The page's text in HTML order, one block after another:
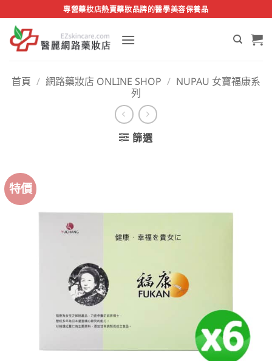
to
content
專營藥妝店熱賣藥妝品牌的醫學美容保養品
首頁 / 網路藥妝店 ONLINE SHOP / NUPAU 女寶福康系
列
篩選
特價